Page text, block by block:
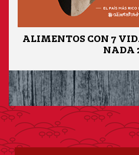
ALIMENTOS CON 7
NADA